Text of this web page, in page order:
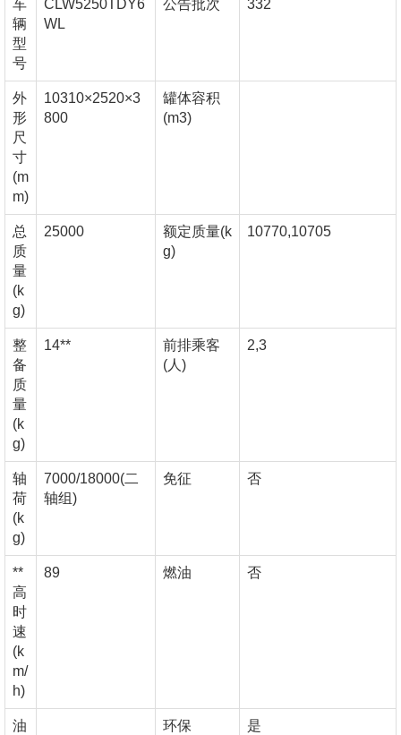
车
辆
型
号
CLW5250TDY6
WL
公告批次 332
外
形
尺
寸
(m
m)
10310×2520×3
800
罐体容积
(m3)
总
质
量
(k
g)
25000
额定质量(k
g)
10770,10705
整
备
质
量
(k
g)
14**
前排乘客
(人)
2,3
轴
荷
(k
g)
7000/18000(二
轴组)
免征 否
**
高
时
速
(k
m/
h)
89 燃油 否
油
环保 是